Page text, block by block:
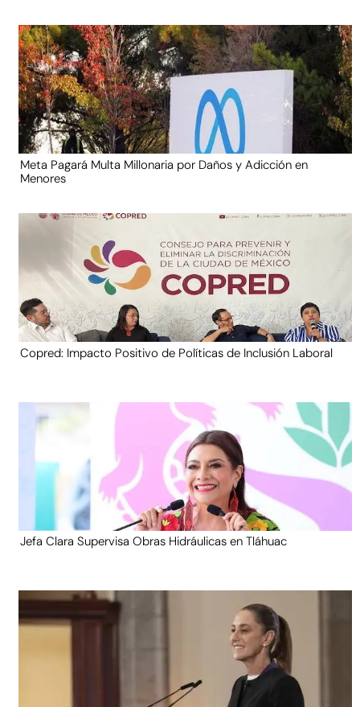
Meta Pagará Multa Millonaria por Daños y Adicción en
Menores
Copred: Impacto Positivo de Políticas de Inclusión Laboral
Jefa Clara Supervisa Obras Hidráulicas en Tláhuac